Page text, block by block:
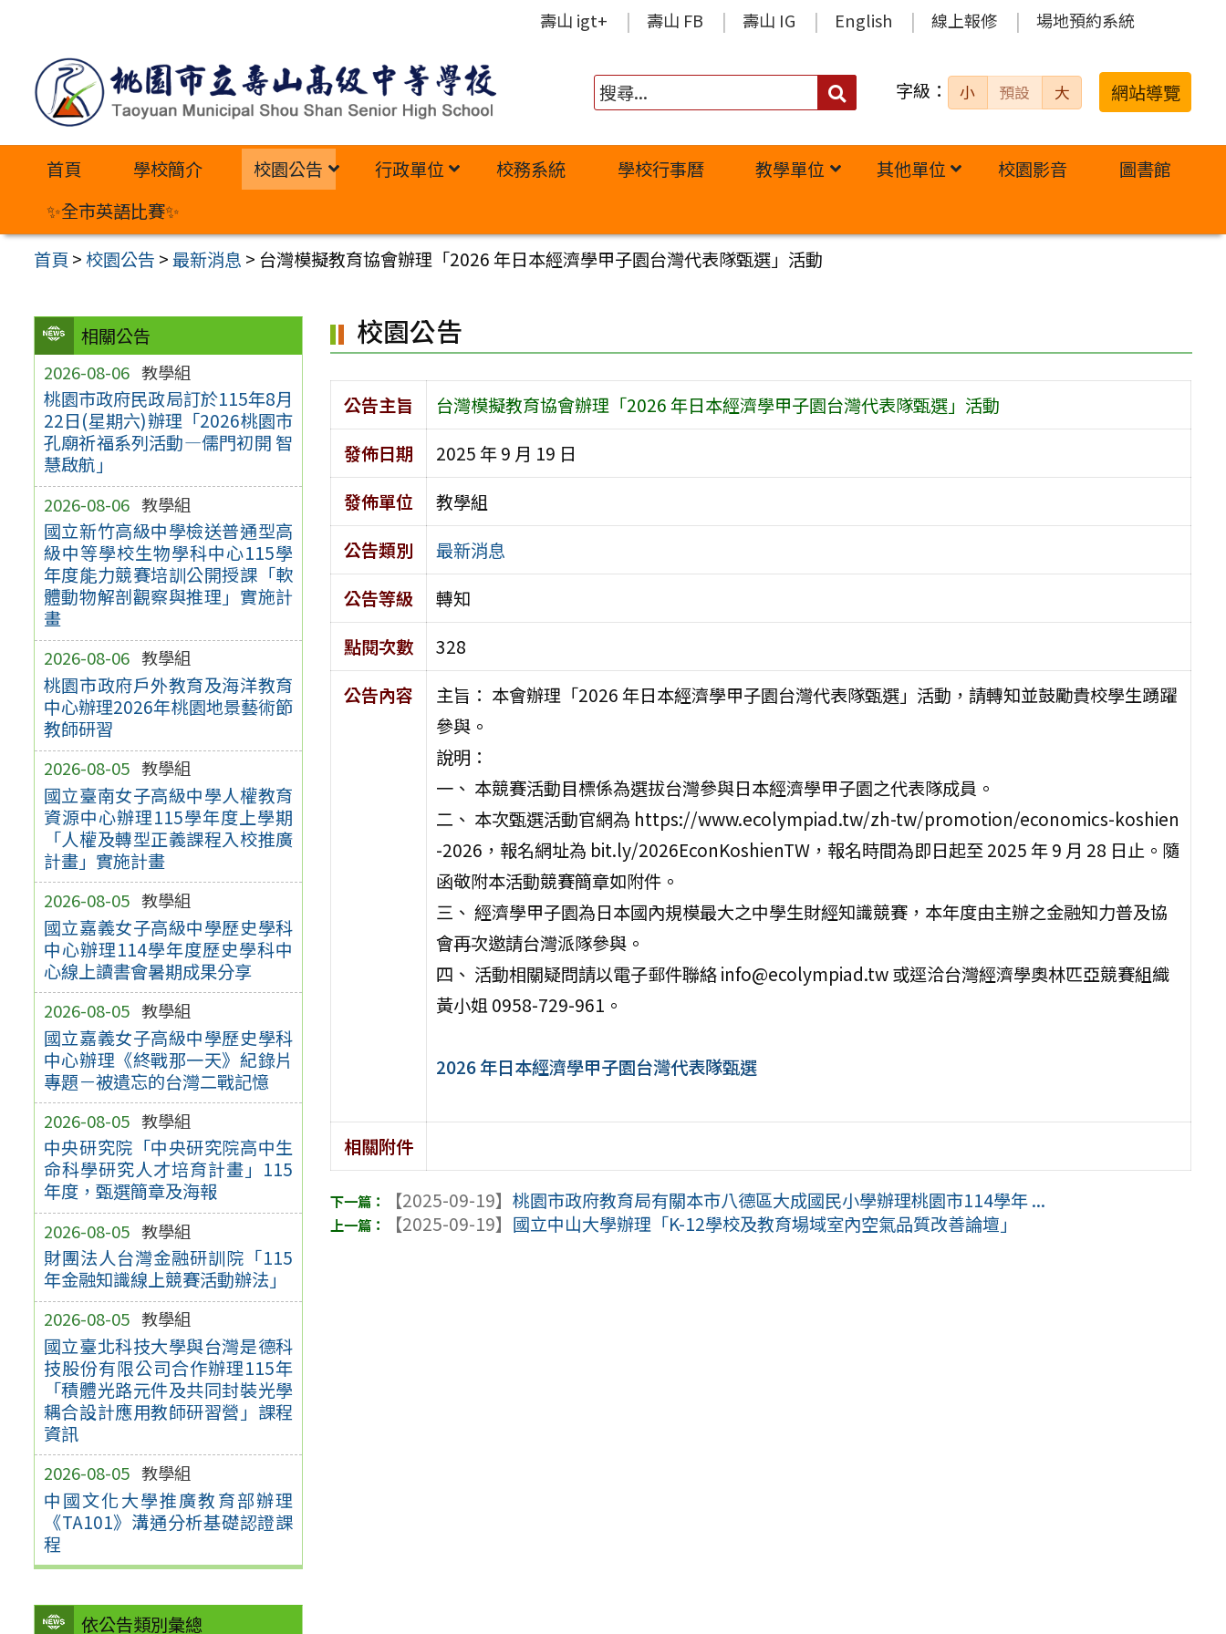
內
壽山 igt+ 壽山 FB 壽山 IG English 線上報修 場地預約系統
搜
字級： 小 預設 大 網站導覽
首頁 學校簡介 校園公告 行政單位 校務系統 學校行事曆 教學單位 其他單位 校園影音
圖書館
✨全市英語比賽✨
首頁 >校園公告 >最新消息 > 台灣模擬教育協會辦理「2026 年日本經濟學甲子園台灣代表隊甄選」活動
相關公告
2026-08-06 教學組
桃園市政府民政局訂於115年8月
22日(星期六)辦理「2026桃園市
孔廟祈福系列活動—儒門初開 智
慧啟航」
2026-08-06 教學組
國立新竹高級中學檢送普通型高
級中等學校生物學科中心115學
年度能力競賽培訓公開授課「軟
體動物解剖觀察與推理」實施計
畫
2026-08-06 教學組
桃園市政府戶外教育及海洋教育
中心辦理2026年桃園地景藝術節
教師研習
2026-08-05 教學組
國立臺南女子高級中學人權教育
資源中心辦理115學年度上學期
「人權及轉型正義課程入校推廣
計畫」實施計畫
2026-08-05 教學組
國立嘉義女子高級中學歷史學科
中心辦理114學年度歷史學科中
心線上讀書會暑期成果分享
2026-08-05 教學組
國立嘉義女子高級中學歷史學科
中心辦理《終戰那一天》紀錄片
專題－被遺忘的台灣二戰記憶
2026-08-05 教學組
中央研究院「中央研究院高中生
命科學研究人才培育計畫」115
年度，甄選簡章及海報
2026-08-05 教學組
財團法人台灣金融研訓院「115
年金融知識線上競賽活動辦法」
2026-08-05 教學組
國立臺北科技大學與台灣是德科
技股份有限公司合作辦理115年
「積體光路元件及共同封裝光學
耦合設計應用教師研習營」課程
資訊
2026-08-05 教學組
中國文化大學推廣教育部辦理
《TA101》溝通分析基礎認證課
程
依公告類別彙總
校園公告
公告主旨
台灣模擬教育協會辦理「2026 年日本經濟學甲子園台灣代表隊甄選」活動
發佈日期
2025 年 9 月 19 日
發佈單位
教學組
公告類別
最新消息
公告等級
轉知
點閱次數
328
公告內容
主旨： 本會辦理「2026 年日本經濟學甲子園台灣代表隊甄選」活動，請轉知並鼓勵貴校學生踴躍
參與。
說明：
一、 本競賽活動目標係為選拔台灣參與日本經濟學甲子園之代表隊成員。
二、 本次甄選活動官網為 https://www.ecolympiad.tw/zh-tw/promotion/economics-koshien
-2026，報名網址為 bit.ly/2026EconKoshienTW，報名時間為即日起至 2025 年 9 月 28 日止。隨
函敬附本活動競賽簡章如附件。
三、 經濟學甲子園為日本國內規模最大之中學生財經知識競賽，本年度由主辦之金融知力普及協
會再次邀請台灣派隊參與。
四、 活動相關疑問請以電子郵件聯絡 info@ecolympiad.tw 或逕洽台灣經濟學奧林匹亞競賽組織
黃小姐 0958-729-961。
2026 年日本經濟學甲子園台灣代表隊甄選
相關附件
【2025-09-19】桃園市政府教育局有關本市八德區大成國民小學辦理桃園市114學年 ...
【2025-09-19】 國立中山大學辦理「K-12學校及教育場域室內空氣品質改善論壇」